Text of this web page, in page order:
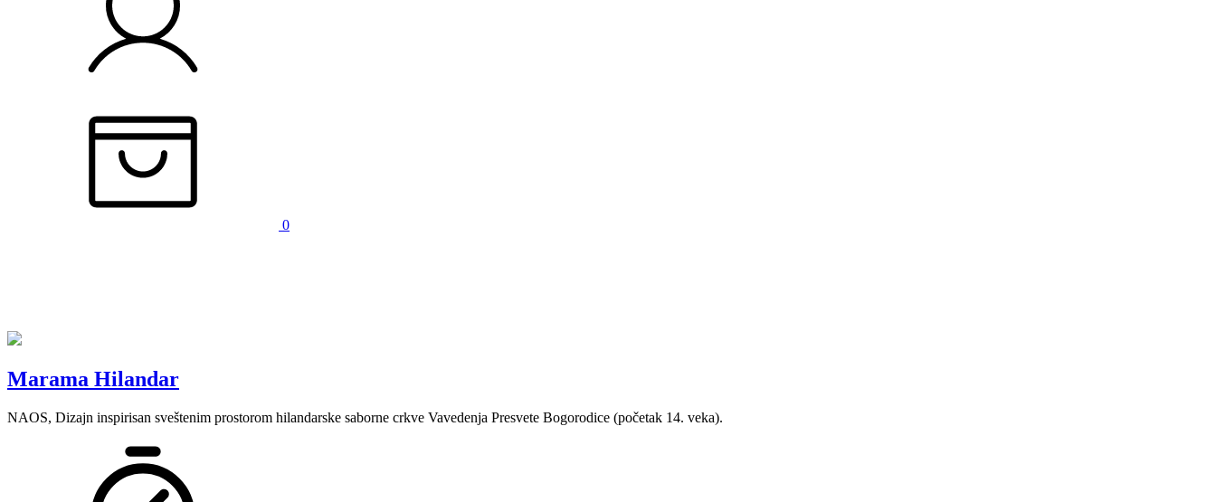
0
Marama Hilandar
NAOS, Dizajn inspirisan sveštenim prostorom hilandarske saborne crkve Vavedenja Presvete Bogorodice (početak 14. veka).